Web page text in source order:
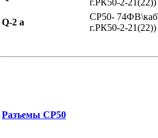
г.РК50-2-21(22))
Q-2 а
СР50-
г.РК50-2-21(22))
Разъемы СР50